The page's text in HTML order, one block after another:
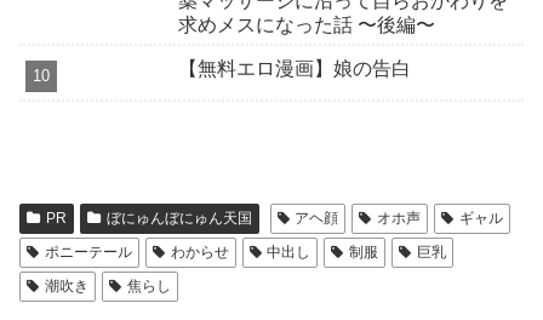
求めメスになった話 〜後編〜
【無料エロ漫画】娘の告白
PR ぼにゅんぼにゅん天国 アヘ顔 オホ声
ギャル
ポニーテール
わからせ 中出し 制服
巨乳
潮吹き
焦らし